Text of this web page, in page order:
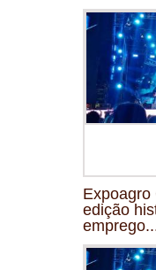
Expoagro
edição